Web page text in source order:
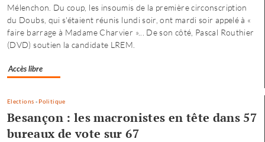
:
«
une
»
Mélenchon. Du coup, les insoumis de la première circonscription
du Doubs, qui s'étaient réunis lundi soir, ont mardi soir appelé à «
faire barrage à Madame Charvier »... De son côté, Pascal Routhier
(DVD) soutien la candidate LREM.
Accès libre
Elections - Politique
Besançon : les macronistes en tête dans 57
bureaux de vote sur 67